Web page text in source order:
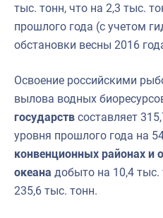
тыс. тонн, что на 2,3 тыс.
прошлого года (с учетом
обстановки весны 2016
Освоение российскими
вылова водных
государств составляет
уровня прошлого года на
конвенционных районах и
океана добыто на 10,4
235,6 тыс. тонн.